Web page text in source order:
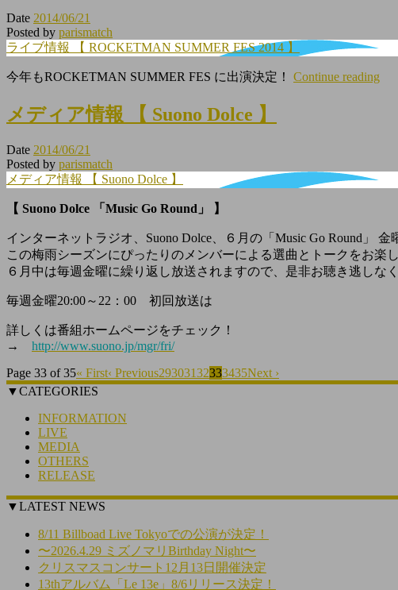
Date 2014/06/21
Posted by parismatch
ライブ情報 【 ROCKETMAN SUMMER FES 2014 】
今年もROCKETMAN SUMMER FES に出演決定！ Continue reading
メディア情報 【 Suono Dolce 】
Date 2014/06/21
Posted by parismatch
メディア情報 【 Suono Dolce 】
【 Suono Dolce 「Music Go Round」 】
インターネットラジオ、Suono Dolce、６月の「Music Go Round」
この梅雨シーズンにぴったりのメンバーによる選曲とトークをお楽
６月中は毎週金曜に繰り返し放送されますので、是非お聴き逃しなく
毎週金曜20:00～22：00 初回放送は
詳しくは番組ホームページをチェック！
→ http://www.suono.jp/mgr/fri/
Page 33 of 35« First‹ Previous29303132333435Next ›
▼CATEGORIES
INFORMATION
LIVE
MEDIA
OTHERS
RELEASE
▼LATEST NEWS
8/11 Billboad Live Tokyoでの公演が決定！
〜2026.4.29 ミズノマリBirthday Night〜
クリスマスコンサート12月13日開催決定
13thアルバム「Le 13e」8/6リリース決定！